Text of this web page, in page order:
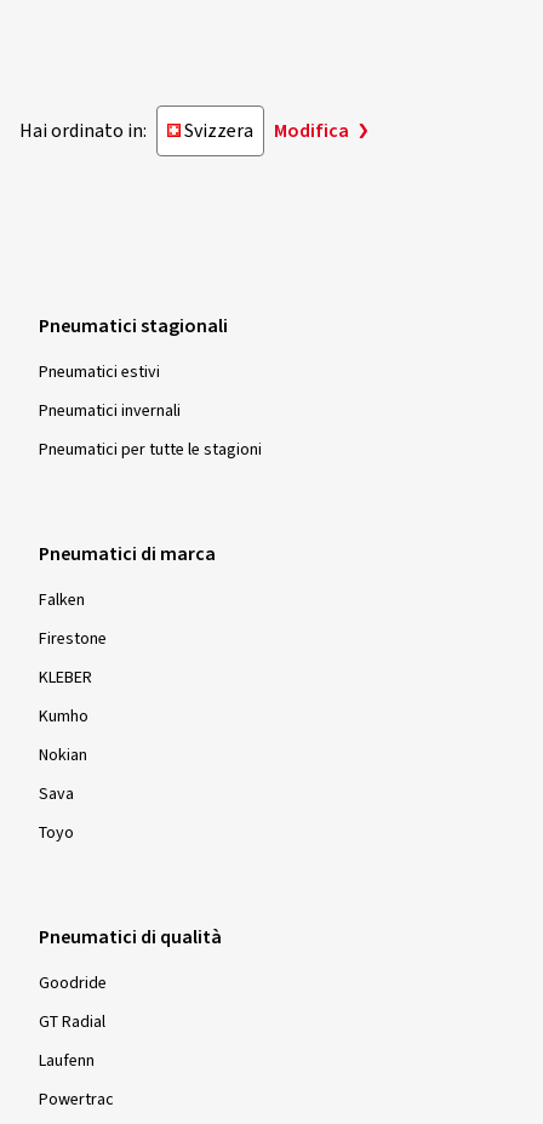
Hai ordinato in: Svizzera Modifica
Pneumatici stagionali
Pneumatici estivi
Pneumatici invernali
Pneumatici per tutte le stagioni
Pneumatici di marca
Falken
Firestone
KLEBER
Kumho
Nokian
Sava
Toyo
Pneumatici di qualità
Goodride
GT Radial
Laufenn
Powertrac